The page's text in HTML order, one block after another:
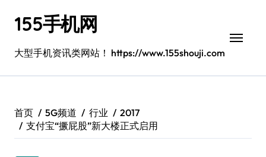
155手机网
大型手机资讯类网站！ https://www.155shouji.com
首页 5G频道 行业
2017
支付宝“撅屁股”新大楼正式启用